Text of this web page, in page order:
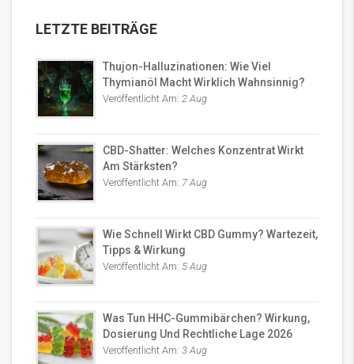
LETZTE BEITRÄGE
Thujon-Halluzinationen: Wie Viel
Thymianöl Macht Wirklich Wahnsinnig?
Veröffentlicht Am: 2 Aug
CBD-Shatter: Welches Konzentrat Wirkt
Am Stärksten?
Veröffentlicht Am: 7 Aug
Wie Schnell Wirkt CBD Gummy? Wartezeit,
Tipps & Wirkung
Veröffentlicht Am: 5 Aug
Was Tun HHC-Gummibärchen? Wirkung,
Dosierung Und Rechtliche Lage 2026
Veröffentlicht Am: 3 Aug